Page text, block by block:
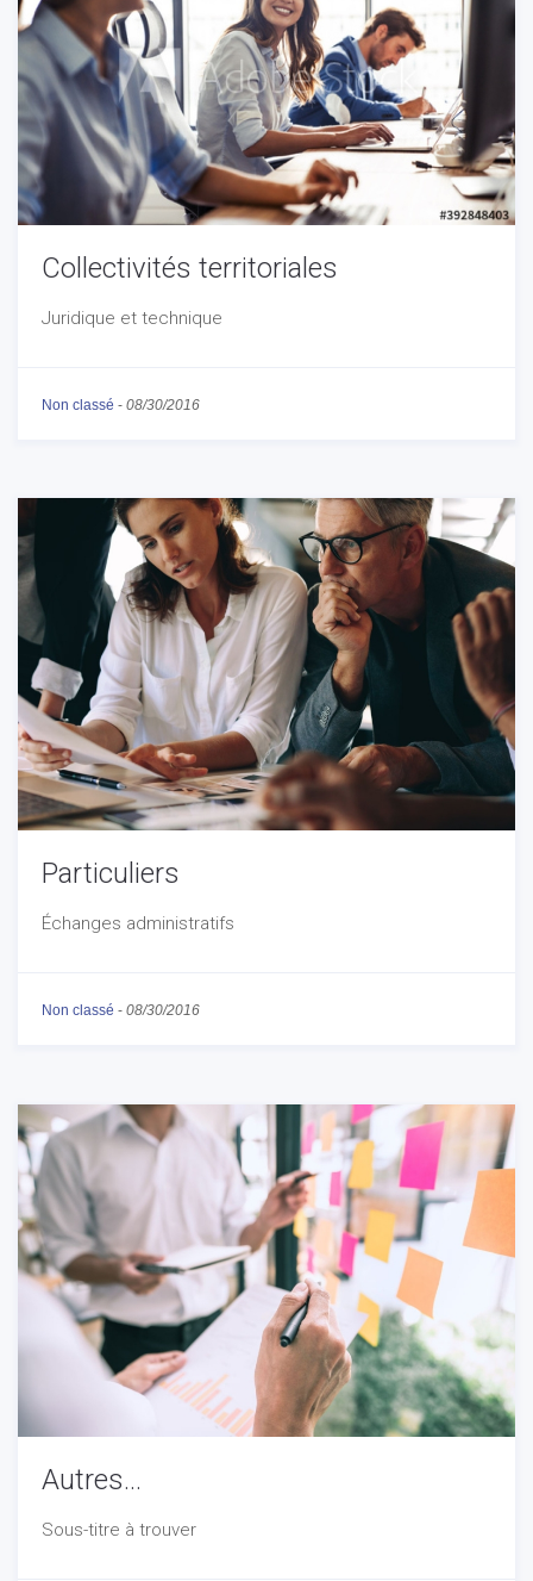
Collectivités territoriales
Juridique et technique
Non classé - 08/30/2016
Particuliers
Échanges administratifs
Non classé - 08/30/2016
Autres...
Sous-titre à trouver